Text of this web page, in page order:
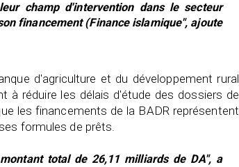
champ d'intervention dans le secteur
financement (Finance islamique", ajoute
d'agriculture et du développement rural
à réduire les délais d'étude des dossiers de
les financements de la BADR représentent
formules de prêts.
total de 26,11 milliards de DA", a